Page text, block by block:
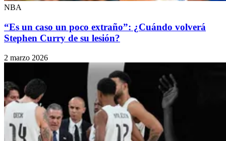
NBA
“Es un caso un poco extraño”: ¿Cuándo volverá
Stephen Curry de su lesión?
2 marzo 2026